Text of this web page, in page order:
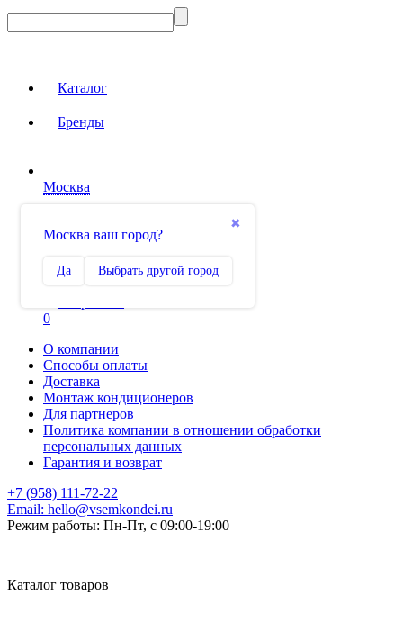
Каталог
Бренды
Москва
✖
Москва ваш город?
Да Выбрать другой город
Сравнение
0
О компании
Способы оплаты
Доставка
Монтаж кондиционеров
Для партнеров
Политика компании в отношении обработки
персональных данных
Гарантия и возврат
+7 (958) 111-72-22
Email: hello@vsemkondei.ru
Режим работы: Пн-Пт, с 09:00-19:00
Каталог товаров